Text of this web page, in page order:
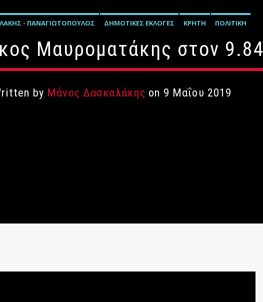
- ΠΑΝΑΓΙΩΤΌΠΟΥΛΟΣ ΔΗΜΟΤΙΚΈΣ ΕΚΛΟΓΈΣ ΚΡΉΤΗ ΠΟΛΙΤΙΚΉ
Μαυροματάκης στον 9.84
by Μάνος Δασκαλάκης on 9 Μαΐου 2019